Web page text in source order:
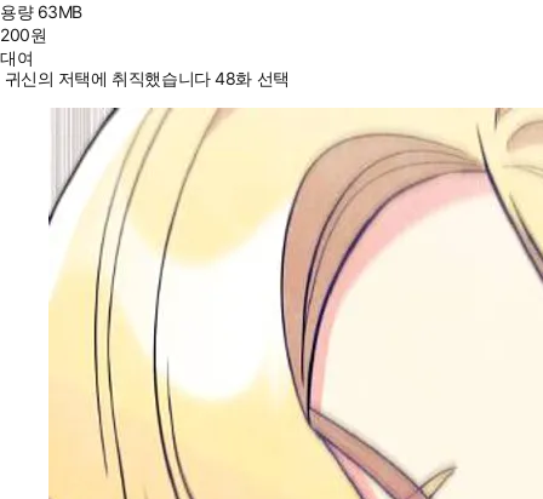
용량 63MB
200원
대여
귀신의 저택에 취직했습니다 48화 선택